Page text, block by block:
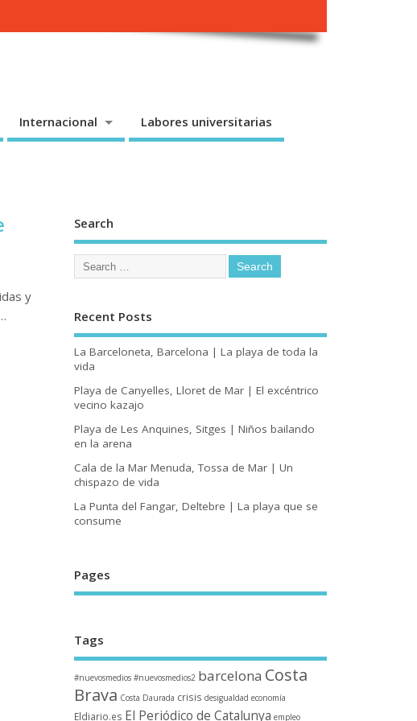
Internacional Labores universitarias
y
Search
Recent Posts
La Barceloneta, Barcelona | La playa de toda la
vida
Playa de Canyelles, Lloret de Mar | El excéntrico
vecino kazajo
Playa de Les Anquines, Sitges | Niños bailando
en la arena
Cala de la Mar Menuda, Tossa de Mar | Un
chispazo de vida
La Punta del Fangar, Deltebre | La playa que se
consume
Pages
Tags
#nuevosmedios #nuevosmedios2 barcelona Costa
Brava Costa Daurada crisis desigualdad economía
Eldiario.es El Periódico de Catalunya empleo